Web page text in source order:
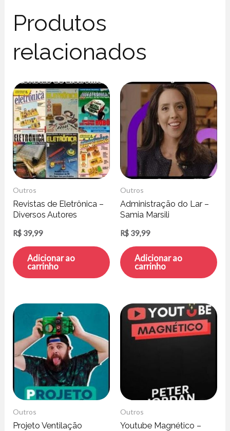
Produtos
relacionados
Outros
Revistas de Eletrônica –
Diversos Autores
R$ 39,99
Adicionar ao
carrinho
Outros
Administração do Lar –
Samia Marsili
R$ 39,99
Adicionar ao
carrinho
Outros
Projeto Ventilação
Outros
Youtube Magnético –